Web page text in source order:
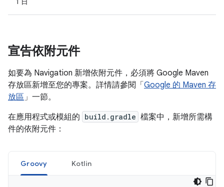
宣告依附元件
如要為 Navigation 新增依附元件，必須將 Google Maven
存放區新增至您的專案。詳情請參閱「 Google 的 Maven 存
放區」一節。
在應用程式或模組的 build.gradle 檔案中，新增所需構
件的依附元件：
Groovy Kotlin